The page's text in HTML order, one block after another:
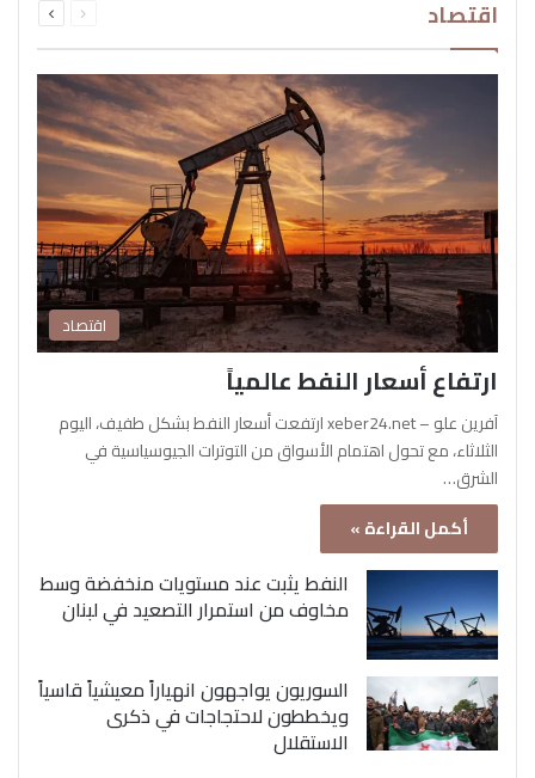
اقتصاد الصفحةالصفحة
اقتصاد
ارتفاع أسعار النفط عالمياً
آفرين علو – xeber24.net ارتفعت أسعار النفط بشكل طفيف، اليوم
الثلاثاء، مع تحول اهتمام الأسواق من التوترات الجيوسياسية في
الشرق…
أكمل القراءة »
النفط يثبت عند مستويات منخفضة وسط
مخاوف من استمرار التصعيد في لبنان
السوريون يواجهون انهياراً معيشياً قاسياً
ويخططون لاحتجاجات في ذكرى
الاستقلال